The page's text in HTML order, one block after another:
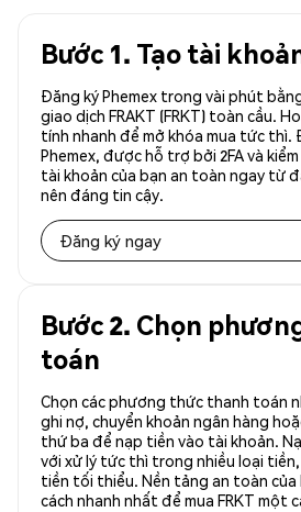
Bước 1. Tạo tài
Đăng ký Phemex trong vài phút
giao dịch FRAKT (FRKT) toàn cầu.
tính nhanh để mở khóa mua tức thì.
Phemex, được hỗ trợ bởi 2FA và
tài khoản của bạn an toàn ngay từ
nên đáng tin cậy.
Đăng ký ngay
Bước 2. Chọn
toán
Chọn các phương thức thanh toán
ghi nợ, chuyển khoản ngân hàng
thứ ba để nạp tiền vào tài khoản.
với xử lý tức thì trong nhiều loại tiền,
tiền tối thiểu. Nền tảng an toàn của
cách nhanh nhất để mua FRKT một